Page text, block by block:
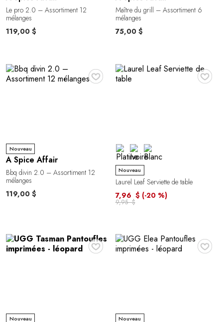
Le pro 2.0 – Assortiment 12
mélanges
119,00 $
Maître du grill – Assortiment 6
mélanges
75,00 $
♥
Nouveau
A Spice Affair
Bbq divin 2.0 – Assortiment 12
mélanges
119,00 $
♥
Nouveau
Laurel Leaf Serviette de table
7,96 $ (-20 %)
9,95 $
♥
Nouveau
♥
Nouveau